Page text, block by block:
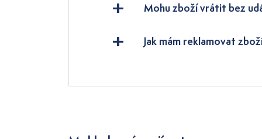
Mohu zboží vrátit bez
Jak mám reklamovat